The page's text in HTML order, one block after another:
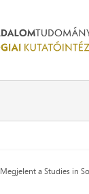
Megjelent a Studies in